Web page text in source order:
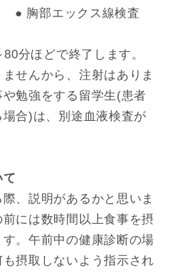
エックス線検査
分ほどで終了します。
せんから、注射はありま
勉強をする留学生(患者
合)は、別途血液検査が
、説明があるかと思いま
には数時間以上食事を摂
。午前中の健康診断の場
摂取しないよう指示され